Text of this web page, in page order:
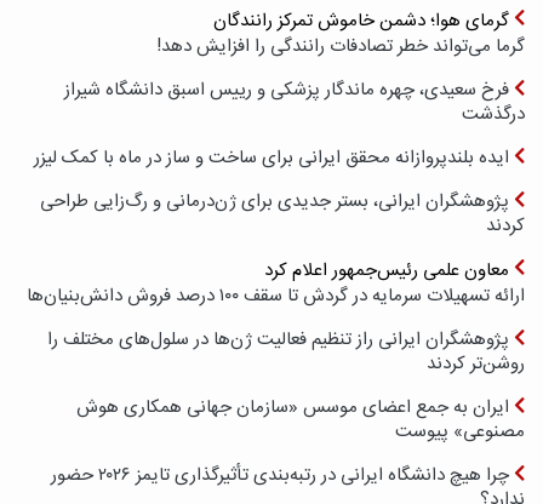
گرمای هوا؛ دشمن خاموش تمرکز رانندگان
گرما می‌تواند خطر تصادفات رانندگی را افزایش دهد!
فرخ سعیدی، چهره ماندگار پزشکی و رییس اسبق دانشگاه شیراز
درگذشت
ایده بلندپروازانه محقق ایرانی برای ساخت و ساز در ماه با کمک لیزر
پژوهشگران ایرانی، بستر جدیدی برای ژن‌درمانی و رگ‌زایی طراحی
کردند
معاون علمی رئیس‌جمهور اعلام کرد
ارائه تسهیلات سرمایه در گردش تا سقف ۱۰۰ درصد فروش دانش‌بنیان‌ها
پژوهشگران ایرانی راز تنظیم فعالیت ژن‌ها در سلول‌های مختلف را
روشن‌تر کردند
ایران به جمع اعضای موسس «سازمان جهانی همکاری هوش
مصنوعی» پیوست
چرا هیچ دانشگاه ایرانی در رتبه‌بندی تأثیرگذاری تایمز ۲۰۲۶ حضور